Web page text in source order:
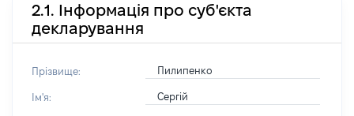
2.1. Інформація про суб'єкта
декларування
Прізвище: Пилипенко
Ім'я: Сергій